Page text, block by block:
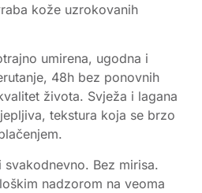
kože uzrokovanih
umirena, ugodna i
48h bez ponovnih
života. Svježa i lagana
tekstura koja se brzo
Bez mirisa.
nadzorom na veoma